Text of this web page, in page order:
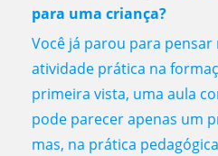
para uma criança?
Você já parou para
atividade prática na
primeira vista, uma aula
pode parecer apenas um
mas, na prática